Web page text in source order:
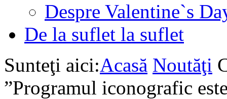
Despre Valentine`s
De la suflet la suflet
Sunteţi aici:Acasă Noutăţi
”Programul iconografic